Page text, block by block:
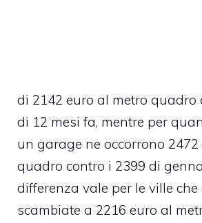
di 2142 euro al metro quadro
di 12 mesi fa, mentre per
un garage ne occorrono
quadro contro i 2399 di
differenza vale per le ville
scambiate a 2216 euro al